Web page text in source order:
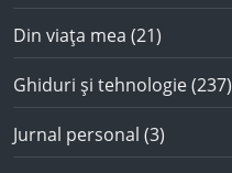
Din viața mea (21)
Ghiduri și tehnologie(237)
Jurnal personal (3)